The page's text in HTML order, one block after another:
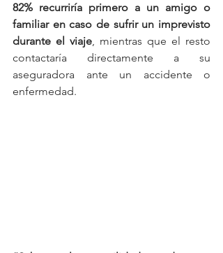
82% recurriría primero a un amigo o
familiar en caso de sufrir un imprevisto
durante el viaje, mientras que el resto
contactaría directamente a su
aseguradora ante un accidente o
enfermedad.